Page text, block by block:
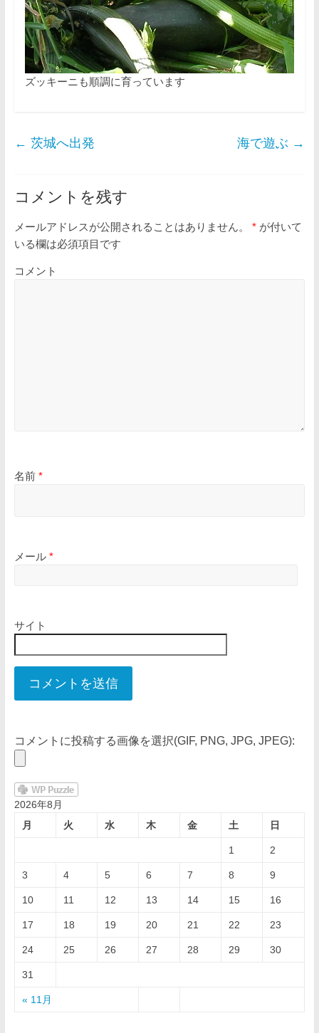
ズッキーニも順調に育っています
← 茨城へ出発 海で遊ぶ →
コメントを残す
メールアドレスが公開されることはありません。 *が付いて
いる欄は必須項目です
コメント
名前 *
メール *
サイト
コメントに投稿する画像を選択(GIF, PNG, JPG, JPEG):
2026年8月
月
火 水 木 金 土 日
« 11月
1 2
3 4 5 6 7 8 9
10 11 12 13 14 15 16
17 18 19 20 21 22 23
24 25 26 27 28 29 30
31